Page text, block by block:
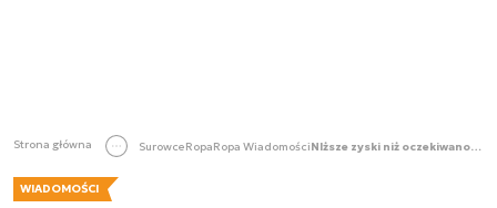
Strona główna SurowceRopaRopa Wiadomości NIższe zyski niż oczekiwano. Chevron ogłosił wyniki za III kwartał
WIADOMOŚCI